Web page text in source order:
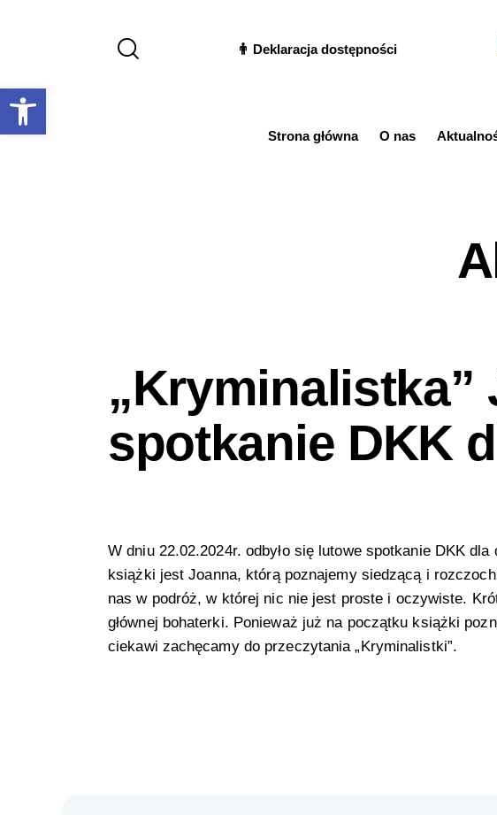
Otwórz pasek narzędzi
Deklaracja dostępności
Strona główna O nas
„Kryminalistka”
spotkanie DKK
W dniu 22.02.2024r. odbyło się lutowe spotkanie DKK
książki jest Joanna, którą poznajemy siedzącą i
nas w podróż, w której nic nie jest proste i oczywiste.
głównej bohaterki. Ponieważ już na początku książki
ciekawi zachęcamy do przeczytania „Kryminalistki”.